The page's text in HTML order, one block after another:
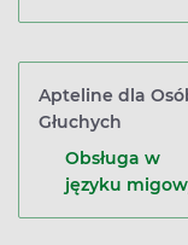
Apteline dla
Głuchych
Obsługa w
języku